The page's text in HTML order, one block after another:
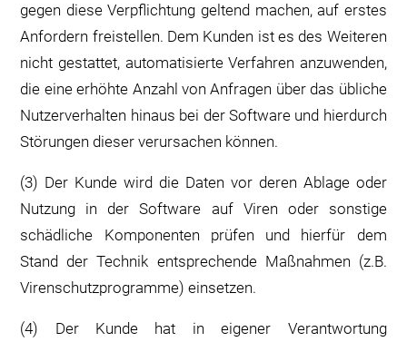
gegen diese Verpflichtung geltend machen, auf erstes
Anfordern freistellen. Dem Kunden ist es des Weiteren
nicht gestattet, automatisierte Verfahren anzuwenden,
die eine erhöhte Anzahl von Anfragen über das übliche
Nutzerverhalten hinaus bei der Software und hierdurch
Störungen dieser verursachen können.
(3) Der Kunde wird die Daten vor deren Ablage oder
Nutzung in der Software auf Viren oder sonstige
schädliche Komponenten prüfen und hierfür dem
Stand der Technik entsprechende Maßnahmen (z.B.
Virenschutzprogramme) einsetzen.
(4) Der Kunde hat in eigener Verantwortung